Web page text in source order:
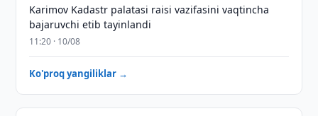
Karimov Kadastr palatasi raisi vazifasini vaqtincha
bajaruvchi etib tayinlandi
11:20 · 10/08
Ko'proq yangiliklar →